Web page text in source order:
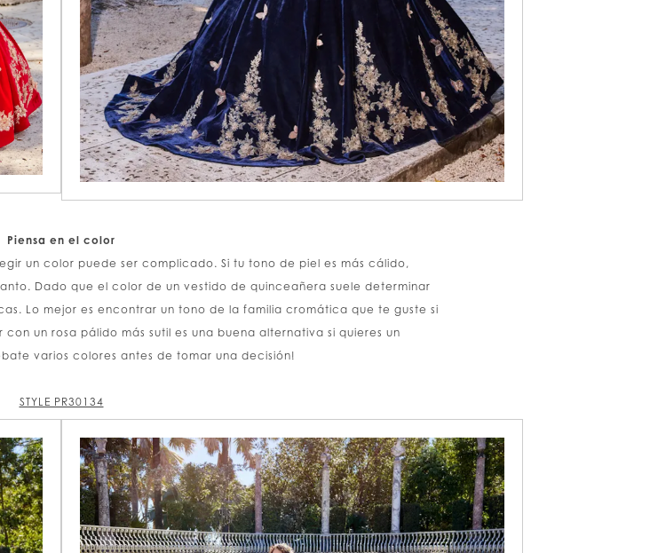
Piensa en el color
un color puede ser complicado. Si tu tono de piel es más cálido,
Dado que el color de un vestido de quinceañera suele determinar
Lo mejor es encontrar un tono de la familia cromática que te guste si
un rosa pálido más sutil es una buena alternativa si quieres un
varios colores antes de tomar una decisión!
STYLE PR30134